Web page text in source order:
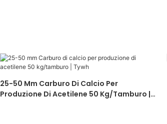
25-50 Mm Carburo Di Calcio Per
Produzione Di Acetilene 50 Kg/tamburo |